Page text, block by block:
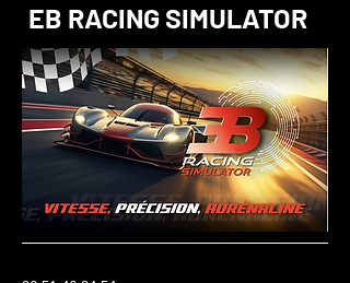
EB RACING SIMULATOR